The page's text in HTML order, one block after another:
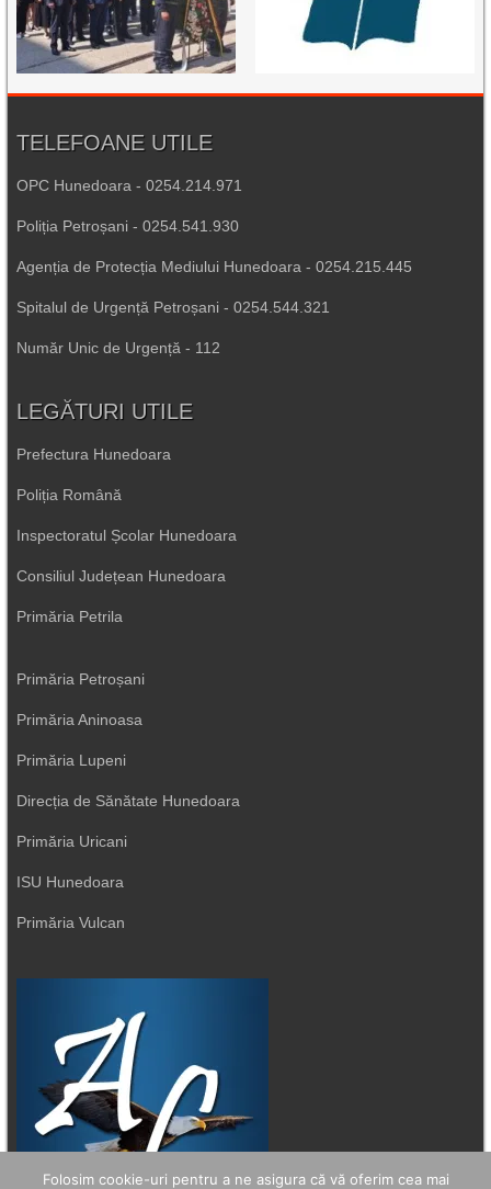
TELEFOANE UTILE
OPC Hunedoara - 0254.214.971
Poliția Petroșani - 0254.541.930
Agenția de Protecția Mediului Hunedoara - 0254.215.445
Spitalul de Urgență Petroșani - 0254.544.321
Număr Unic de Urgență - 112
LEGĂTURI UTILE
Prefectura Hunedoara
Poliția Română
Inspectoratul Școlar Hunedoara
Consiliul Județean Hunedoara
Primăria Petrila
Primăria Petroșani
Primăria Aninoasa
Primăria Lupeni
Direcția de Sănătate Hunedoara
Primăria Uricani
ISU Hunedoara
Primăria Vulcan
Folosim cookie-uri pentru a ne asigura că vă oferim cea mai